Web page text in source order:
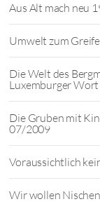
Aus Alt mach neu
Umwelt zum
Die Welt des
Luxemburger Wort
Die Gruben mit
07/2009
Voraussichtlich
Wir wollen